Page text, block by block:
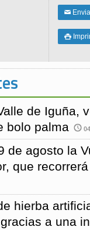
✉

de Iguña,
bolo palma
de agosto la
que
hierba
a una